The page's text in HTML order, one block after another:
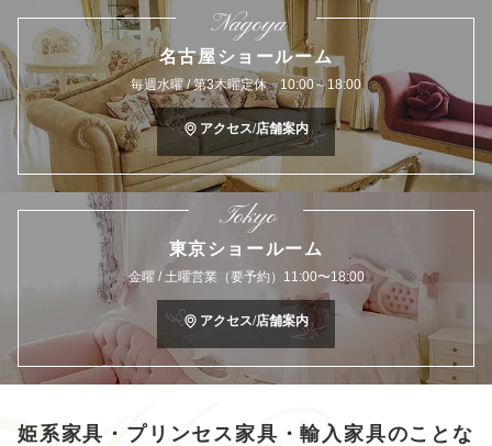
Nagoya
名古屋ショールーム
毎週水曜 / 第3木曜定休 10:00～18:00
アクセス/店舗案内
Tokyo
東京ショールーム
金曜 / 土曜営業（要予約）11:00〜18:00
アクセス/店舗案内
姫系家具・プリンセス家具・輸入家具のことな